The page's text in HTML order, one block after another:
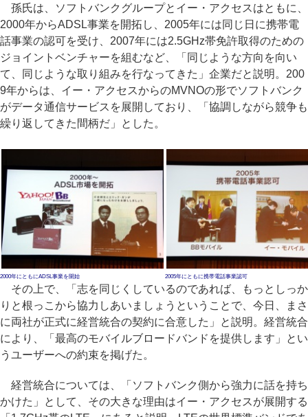
孫氏は、ソフトバンクグループとイー・アクセスはともに、
2000年からADSL事業を開拓し、2005年には同じ日に携帯電
話事業の認可を受け、2007年には2.5GHz帯免許取得のための
ジョイントベンチャーを組むなど、「同じような方向を向い
て、同じような取り組みを行なってきた」企業だと説明。200
9年からは、イー・アクセスからのMVNOの形でソフトバンク
がデータ通信サービスを展開しており、「協調しながら競争も
繰り返してきた間柄だ」とした。
2000年にともにADSL事業を開始 2005年にともに携帯電話事業認可
その上で、「志を同じくしているのであれば、もっとしっか
りと根っこから協力しあいましょうということで、今日、まさ
に両社が正式に経営統合の契約に合意した」と説明。経営統合
により、「最高のモバイルブロードバンドを提供します」とい
うユーザーへの約束を掲げた。
経営統合については、「ソフトバンク側から強力に話を持ち
かけた」として、その大きな理由はイー・アクセスが展開する